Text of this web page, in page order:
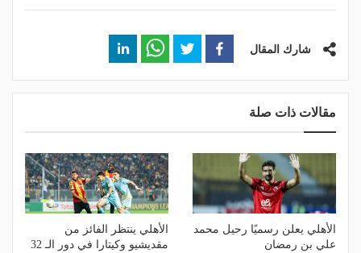
شارك المقال
مقالات ذات صلة
الأهلي يعلن رسميًا رحيل محمد
علي بن رمضان
الأهلي ينتظر الفائز من
مقديشيو وكيتارا في دور الـ 32